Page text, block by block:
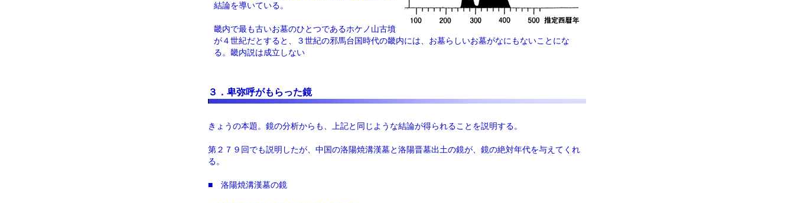
結論を導いている。
畿内で最も古いお墓のひとつであるホケノ山古墳
が４世紀だとすると、３世紀の邪馬台国時代の畿内には、お墓らしいお墓がなにもないことにな
る。畿内説は成立しない
３．卑弥呼がもらった鏡
きょうの本題。鏡の分析からも、上記と同じような結論が得られることを説明する。
第２７９回でも説明したが、中国の洛陽焼溝漢墓と洛陽晋墓出土の鏡が、鏡の絶対年代を与えてくれ
る。
■ 洛陽焼溝漢墓の鏡